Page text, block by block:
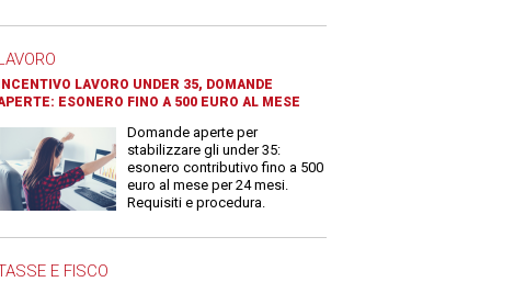
INCENTIVO LAVORO UNDER 35, DOMANDE
ESONERO FINO A 500 EURO AL MESE
Domande aperte per
stabilizzare gli under 35:
esonero contributivo fino a 500
euro al mese per 24 mesi.
Requisiti e procedura.
E FISCO